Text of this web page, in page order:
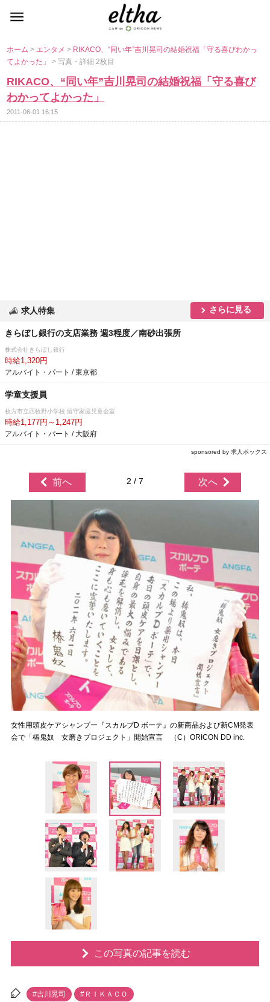
ホーム> エンタメ> RIKACO、“同い年”吉川晃司の結婚祝福「守る喜びわかっ
てよかった」> 写真・詳細 2枚目
RIKACO、“同い年”吉川晃司の結婚祝福「守る喜び
わかってよかった」
2011-06-01 16:15
求人特集 さらに見る
きらぼし銀行の支店業務 週3程度／南砂出張所
株式会社きらぼし銀行
時給1,320円
アルバイト・パート / 東京都
学童支援員
枚方市立西牧野小学校 留守家庭児童会室
時給1,177円～1,247円
アルバイト・パート / 大阪府
sponsored by 求人ボックス
前へ 2 / 7 次へ
女性用頭皮ケアシャンプー『スカルプD ボーテ』の新商品および新CM発表
会で「椿鬼奴 女磨きプロジェクト」開始宣言 （C）ORICON DD inc.
この写真の記事を読む
#吉川晃司 #ＲＩＫＡＣＯ